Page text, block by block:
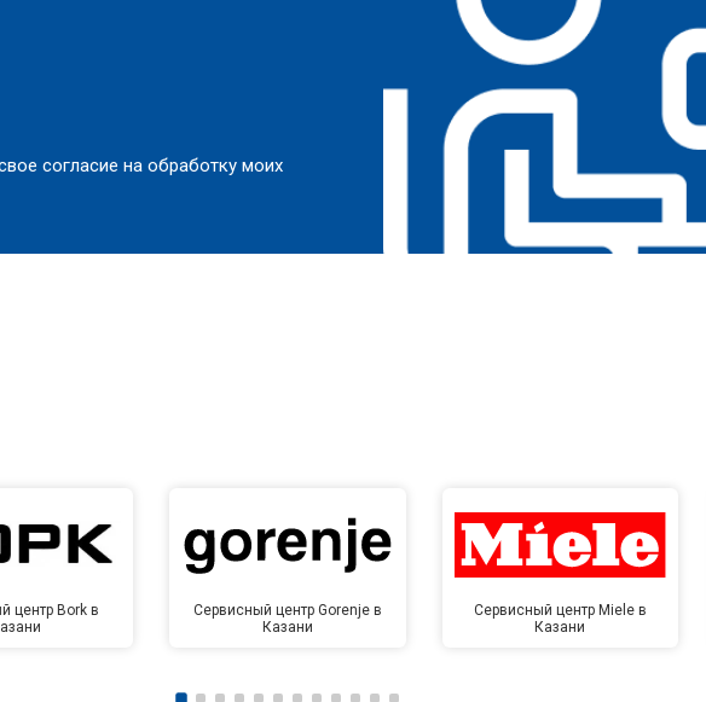
согласие на обработку моих
центр Bork в
Сервисный центр Gorenje в
Казани
Сервисный центр Miele в
Казани